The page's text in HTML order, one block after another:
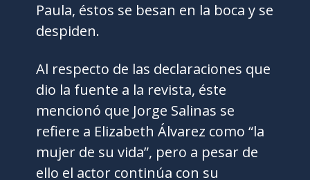
Paula, éstos se besan en la boca y se
despiden.
Al respecto de las declaraciones que
dio la fuente a la revista, éste
mencionó que Jorge Salinas se
refiere a Elizabeth Álvarez como “la
mujer de su vida”, pero a pesar de
ello el actor continúa con su